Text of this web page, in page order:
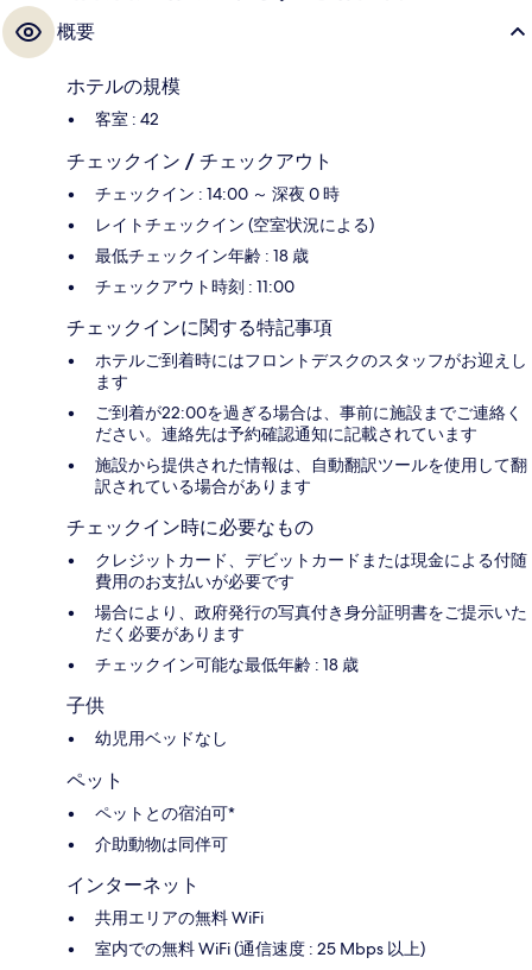
概要
ホテルの規模
客室 : 42
チェックイン / チェックアウト
チェックイン : 14:00 ～ 深夜 0 時
レイトチェックイン (空室状況による)
最低チェックイン年齢 : 18 歳
チェックアウト時刻 : 11:00
チェックインに関する特記事項
ホテルご到着時にはフロントデスクのスタッフがお迎えし
ます
ご到着が22:00を過ぎる場合は、事前に施設までご連絡く
ださい。連絡先は予約確認通知に記載されています
施設から提供された情報は、自動翻訳ツールを使用して翻
訳されている場合があります
チェックイン時に必要なもの
クレジットカード、デビットカードまたは現金による付随
費用のお支払いが必要です
場合により、政府発行の写真付き身分証明書をご提示いた
だく必要があります
チェックイン可能な最低年齢 : 18 歳
子供
幼児用ベッドなし
ペット
ペットとの宿泊可*
介助動物は同伴可
インターネット
共用エリアの無料 WiFi
室内での無料 WiFi (通信速度 : 25 Mbps 以上)